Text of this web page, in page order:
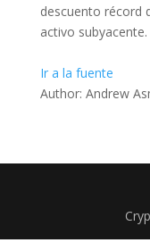
descuento récord
activo subyacente.
Ir a la fuente
Author: Andrew